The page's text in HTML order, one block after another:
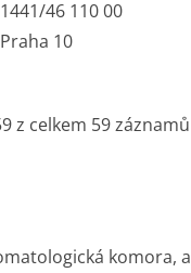
1441/46 110 00
Praha 10
z celkem 59 záznamů
komora,